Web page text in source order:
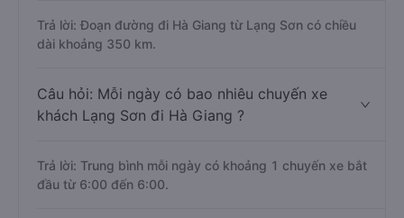
Trả lời: Đoạn đường đi Hà Giang từ Lạng Sơn có chiều
dài khoảng 350 km.
Câu hỏi: Mỗi ngày có bao nhiêu chuyến xe
khách Lạng Sơn đi Hà Giang ?
Trả lời: Trung bình mỗi ngày có khoảng 1 chuyến xe bắt
đầu từ 6:00 đến 6:00.